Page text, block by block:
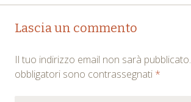
Post
Lascia un commento
Il tuo indirizzo email non sarà pubblicato.
obbligatori sono contrassegnati *